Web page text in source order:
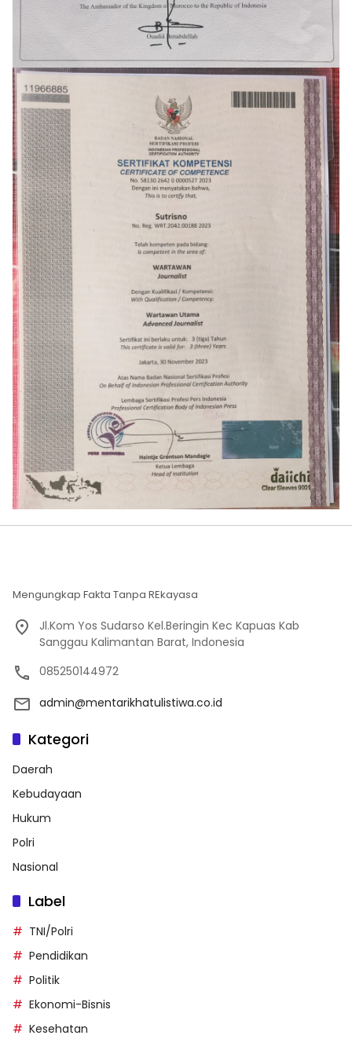
Mengungkap Fakta Tanpa REkayasa
Jl.Kom Yos Sudarso Kel.Beringin Kec Kapuas Kab
Sanggau Kalimantan Barat, Indonesia
085250144972
admin@mentarikhatulistiwa.co.id
Kategori
Daerah
Kebudayaan
Hukum
Polri
Nasional
Label
TNI/Polri
Pendidikan
Politik
Ekonomi-Bisnis
Kesehatan